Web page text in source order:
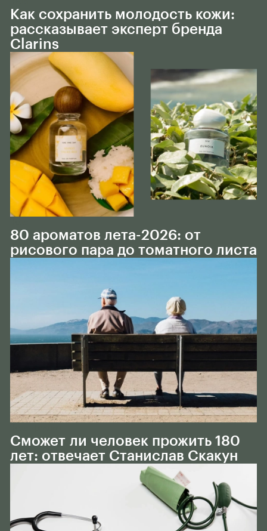
Как сохранить молодость кожи:
рассказывает эксперт бренда
Clarins
80 ароматов лета-2026: от
рисового пара до томатного листа
Сможет ли человек прожить 180
лет: отвечает Станислав Скакун